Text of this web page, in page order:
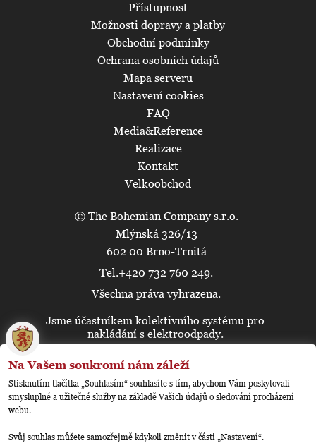
© The Bohemian Company s.r.o.
Mlýnská 326/13
602 00 Brno-Trnitá
Tel.+420 732 760 249.
Všechna práva vyhrazena.
Přístupnost
Možnosti dopravy a platby
Obchodní podmínky
Ochrana osobních údajů
Mapa serveru
Nastavení cookies
FAQ
Media&Reference
Realizace
Kontakt
Velkoobchod
Jsme účastníkem kolektivního systému pro
nakládání s elektroodpady.
🍪
Na Vašem soukromí nám záleží
Stisknutím tlačítka „Souhlasím“ souhlasíte s tím, abychom Vám poskytovali
smysluplné a užitečné služby na základě Vašich údajů o sledování procházení
webu.
Svůj souhlas můžete samozřejmě kdykoli změnit v části „Nastavení“.